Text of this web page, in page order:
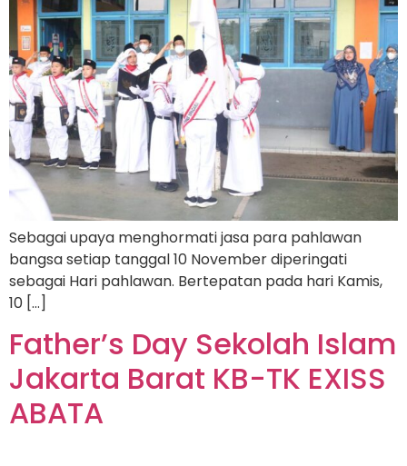
Sebagai upaya menghormati jasa para pahlawan
bangsa setiap tanggal 10 November diperingati
sebagai Hari pahlawan. Bertepatan pada hari Kamis,
10 […]
Father’s Day Sekolah Islam
Jakarta Barat KB-TK EXISS
ABATA